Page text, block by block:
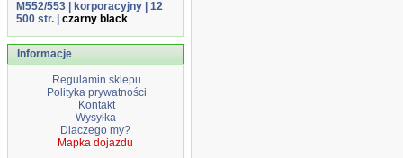
M552/553 | korporacyjny | 12
500 str. | czarny black
Informacje
Regulamin sklepu
Polityka prywatności
Kontakt
Wysyłka
Dlaczego my?
Mapka dojazdu